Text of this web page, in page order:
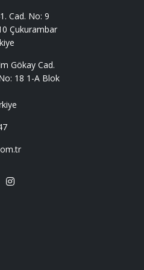
Cad. No: 9
Çukurambar
Gökay Cad.
18 1-A Blok